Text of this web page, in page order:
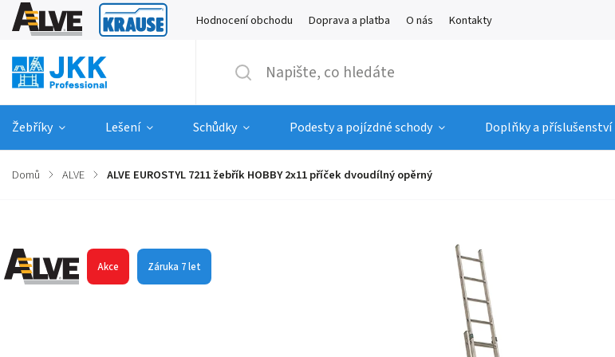
Hodnocení obchodu Doprava a platba O nás Kontakty
Žebříky Lešení Schůdky Podesty a pojízdné schody Doplňky a příslušenství
Domů / ALVE / ALVE EUROSTYL 7211 žebřík HOBBY 2x11 příček dvoudílný opěrný
Akce Záruka 7 let